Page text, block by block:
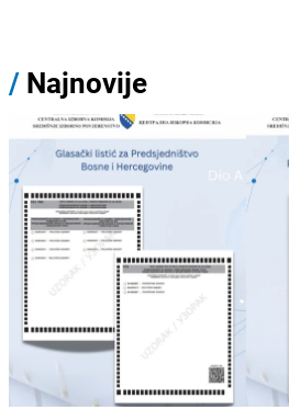
/ Najnovije